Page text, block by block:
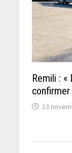
Remili :
confirmer
13